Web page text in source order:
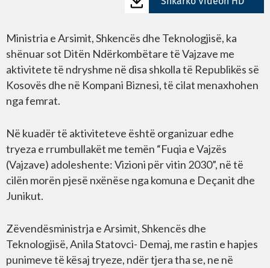
Ministria e Arsimit, Shkencës dhe Teknologjisë, ka
shënuar sot Ditën Ndërkombëtare të Vajzave me
aktivitete të ndryshme në disa shkolla të Republikës së
Kosovës dhe në Kompani Biznesi, të cilat menaxhohen
nga femrat.
Në kuadër të aktiviteteve është organizuar edhe
tryeza e rrumbullakët me temën “Fuqia e Vajzës
(Vajzave) adoleshente: Vizioni për vitin 2030”, në të
cilën morën pjesë nxënëse nga komuna e Deçanit dhe
Junikut.
Zëvendësministrja e Arsimit, Shkencës dhe
Teknologjisë, Anila Statovci- Demaj, me rastin e hapjes
punimeve të kësaj tryeze, ndër tjera tha se, ne në